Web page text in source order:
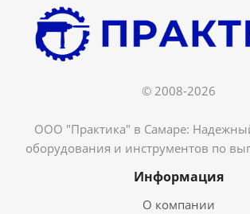
© 2008-2026
ООО "Практика" в Самаре:
оборудования и инструментов по
Информация
О компании